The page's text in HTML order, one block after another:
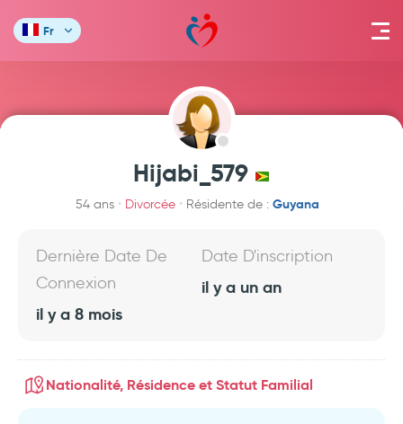
Fr
Hijabi_579
54 ans Divorcée Résidente de : Guyana
Dernière Date De
Connexion
il y a 8 mois
Date D'inscription
il y a un an
Nationalité, Résidence et Statut Familial